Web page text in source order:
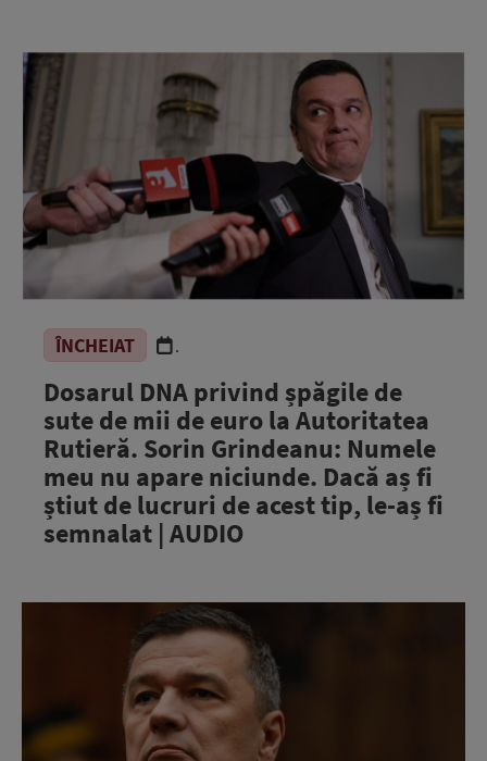
ÎNCHEIAT .
Dosarul DNA privind șpăgile de
sute de mii de euro la Autoritatea
Rutieră. Sorin Grindeanu: Numele
meu nu apare niciunde. Dacă aș fi
știut de lucruri de acest tip, le-aș fi
semnalat | AUDIO